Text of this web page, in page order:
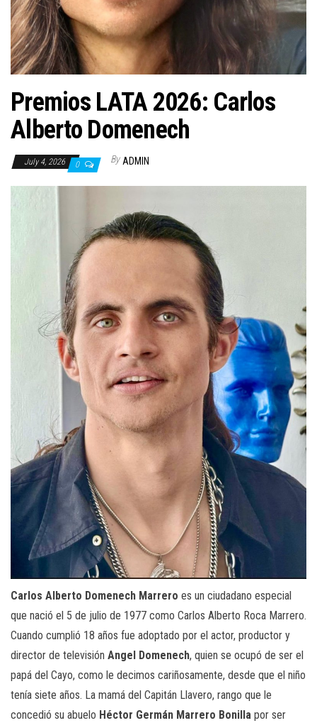
Premios LATA 2026: Carlos
Alberto Domenech
July 4, 2026 0 By ADMIN
Carlos Alberto Domenech Marrero es un ciudadano especial
que nació el 5 de julio de 1977 como Carlos Alberto Roca Marrero.
Cuando cumplió 18 años fue adoptado por el actor, productor y
director de televisión Angel Domenech, quien se ocupó de ser el
papá del Cayo, como le decimos cariñosamente, desde que el niño
tenía siete años. La mamá del Capitán Llavero, rango que le
concedió su abuelo Héctor Germán Marrero Bonilla por ser